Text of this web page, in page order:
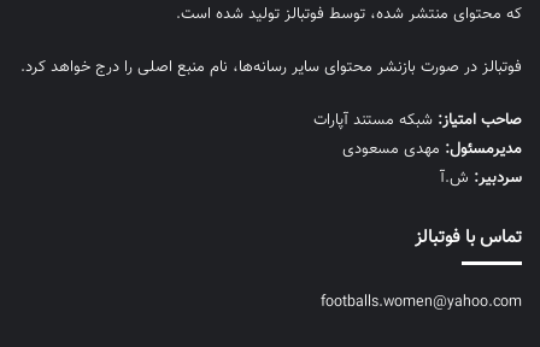
که محتوای منتشر شده، توسط فوتبالز تولید شده است.
فوتبالز در صورت بازنشر محتوای سایر رسانه‌ها، نام منبع اصلی را درج خواهد کرد.
صاحب امتیاز: شبکه مستند آپارات
مديرمسئول: مهدی مسعودی
سردبیر: ش.آ
تماس با فوتبالز
footballs.women@yahoo.com